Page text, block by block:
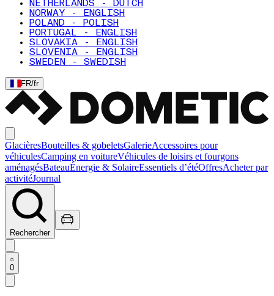
NETHERLANDS - DUTCH
NORWAY - ENGLISH
POLAND - POLISH
PORTUGAL - ENGLISH
SLOVAKIA - ENGLISH
SLOVENIA - ENGLISH
SWEDEN - SWEDISH
FR/fr
GlacièresBouteilles & gobeletsGalerieAccessoires pour
véhiculesCamping en voitureVéhicules de loisirs et fourgons
aménagésBateauÉnergie & SolaireEssentiels d’étéOffresAcheter par
activitéJournal
Rechercher
0